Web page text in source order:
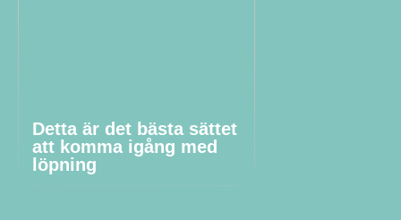
Detta är det bästa sättet
att komma igång med
löpning